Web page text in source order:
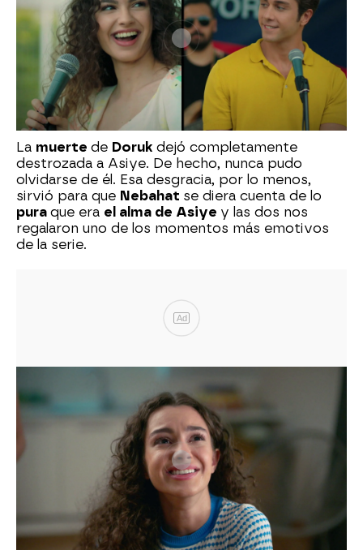
La muerte de Doruk dejó completamente
destrozada a Asiye. De hecho, nunca pudo
olvidarse de él. Esa desgracia, por lo menos,
sirvió para que Nebahat se diera cuenta de lo
pura que era el alma de Asiye y las dos nos
regalaron uno de los momentos más emotivos
de la serie.
Ad